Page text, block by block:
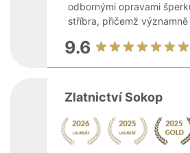
odbornými opravami
stříbra, přičemž významně
9.6
Zlatnictví Sokop